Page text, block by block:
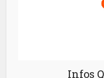
Infos